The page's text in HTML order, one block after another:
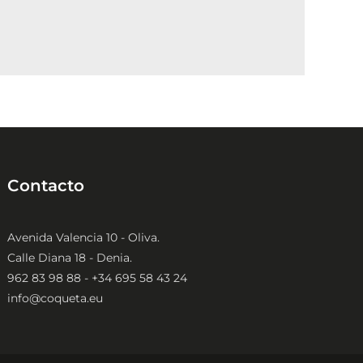
Contacto
Avenida Valencia 10 - Oliva.
Calle Diana 18 - Denia.
962 83 98 88 - +34 695 58 43 24
info@coqueta.eu